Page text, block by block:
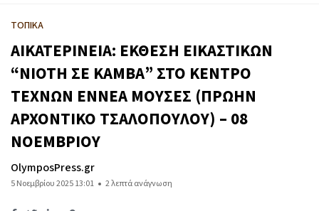
ΤΟΠΙΚΑ
ΑΙΚΑΤΕΡΙΝΕΙΑ: ΕΚΘΕΣΗ ΕΙΚΑΣΤΙΚΩΝ
“ΝΙΟΤΗ ΣΕ ΚΑΜΒΑ” ΣΤΟ ΚΕΝΤΡΟ
ΤΕΧΝΩΝ ΕΝΝΕΑ ΜΟΥΣΕΣ (ΠΡΩΗΝ
ΑΡΧΟΝΤΙΚΟ ΤΣΑΛΟΠΟΥΛΟΥ) – 08
ΝΟΕΜΒΡΙΟΥ
OlymposPress.gr
5 Νοεμβρίου 2025 13:01 2 λεπτά ανάγνωση